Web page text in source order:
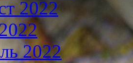
2022
2022